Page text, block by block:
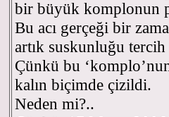
bir büyük komplonun
Bu acı gerçeği bir
artık suskunluğu
Çünkü bu
kalın biçimde çizildi.
Neden mi?..